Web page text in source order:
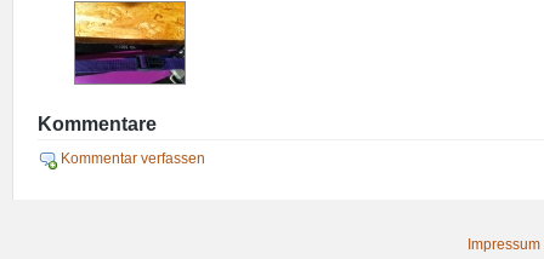
Kommentare
Kommentar verfassen
Impressum